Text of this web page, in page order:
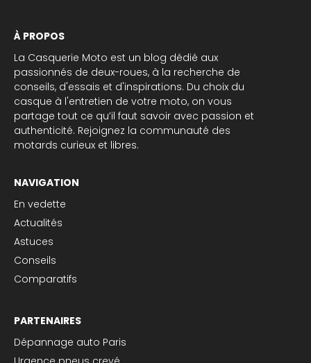
À PROPOS
La Casquerie Moto est un blog dédié aux
passionnés de deux-roues, à la recherche de
conseils, d'essais et d'inspirations. Du choix du
casque à l'entretien de votre moto, on vous
partage tout ce qu’il faut savoir avec passion et
authenticité. Rejoignez la communauté des
motards curieux et libres.
NAVIGATION
En vedette
Actualités
Astuces
Conseils
Comparatifs
PARTENAIRES
Dépannage auto Paris